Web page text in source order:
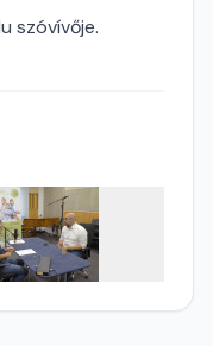
szóvívője.